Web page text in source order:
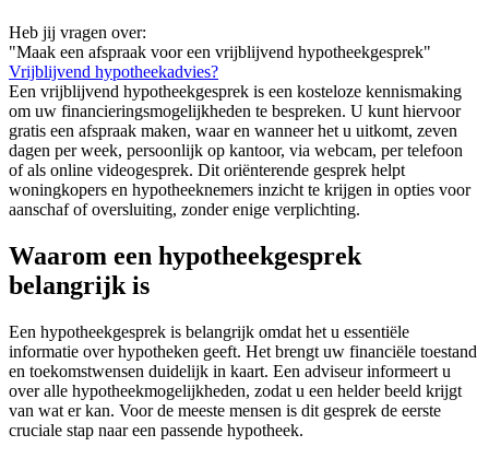
Heb jij vragen over:
"Maak een afspraak voor een vrijblijvend hypotheekgesprek"
Vrijblijvend hypotheekadvies?
Een vrijblijvend hypotheekgesprek is een kosteloze kennismaking
om uw financieringsmogelijkheden te bespreken. U kunt hiervoor
gratis een afspraak maken, waar en wanneer het u uitkomt, zeven
dagen per week, persoonlijk op kantoor, via webcam, per telefoon
of als online videogesprek. Dit oriënterende gesprek helpt
woningkopers en hypotheeknemers inzicht te krijgen in opties voor
aanschaf of oversluiting, zonder enige verplichting.
Waarom een hypotheekgesprek
belangrijk is
Een hypotheekgesprek is belangrijk omdat het u essentiële
informatie over hypotheken geeft. Het brengt uw financiële toestand
en toekomstwensen duidelijk in kaart. Een adviseur informeert u
over alle hypotheekmogelijkheden, zodat u een helder beeld krijgt
van wat er kan. Voor de meeste mensen is dit gesprek de eerste
cruciale stap naar een passende hypotheek.